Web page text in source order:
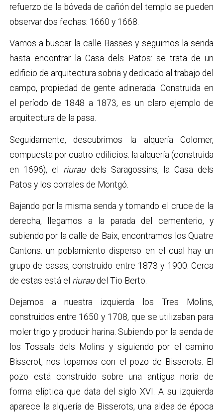
refuerzo de la bóveda de cañón del templo se pueden
observar dos fechas: 1660 y 1668.
Vamos a buscar la calle Basses y seguimos la senda
hasta encontrar la Casa dels Patos: se trata de un
edificio de arquitectura sobria y dedicado al trabajo del
campo, propiedad de gente adinerada. Construida en
el período de 1848 a 1873, es un claro ejemplo de
arquitectura de la pasa.
Seguidamente, descubrimos la alquería Colomer,
compuesta por cuatro edificios: la alquería (construida
en 1696), el riurau dels Saragossins, la Casa dels
Patos y los corrales de Montgó.
Bajando por la misma senda y tomando el cruce de la
derecha, llegamos a la parada del cementerio, y
subiendo por la calle de Baix, encontramos los Quatre
Cantons: un poblamiento disperso en el cual hay un
grupo de casas, construido entre 1873 y 1900. Cerca
de estas está el riurau del Tio Berto.
Dejamos a nuestra izquierda los Tres Molins,
construidos entre 1650 y 1708, que se utilizaban para
moler trigo y producir harina. Subiendo por la senda de
los Tossals dels Molins y siguiendo por el camino
Bisserot, nos topamos con el pozo de Bisserots. El
pozo está construido sobre una antigua noria de
forma elíptica que data del siglo XVI. A su izquierda
aparece la alquería de Bisserots, una aldea de época